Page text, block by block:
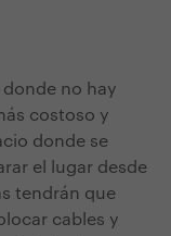
no hay
costoso y
donde se
el lugar desde
tendrán que
cables y